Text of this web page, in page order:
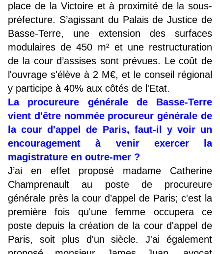
place de la Victoire et à proximité de la sous-
préfecture. S’agissant du Palais de Justice de
Basse-Terre, une extension des surfaces
modulaires de 450 m² et une restructuration
de la cour d’assises sont prévues. Le coût de
l'ouvrage s'élève à 2 M€, et le conseil régional
y participe à 40% aux côtés de l'Etat.
La procureure générale de Basse-Terre
vient d'être nommée procureur générale de
la cour d'appel de Paris, faut-il y voir un
encouragement à venir exercer la
magistrature en outre-mer ?
J’ai en effet proposé madame Catherine
Champrenault au poste de procureure
générale près la cour d’appel de Paris; c'est la
première fois qu'une femme occupera ce
poste depuis la création de la cour d'appel de
Paris, soit plus d'un siècle. J'ai également